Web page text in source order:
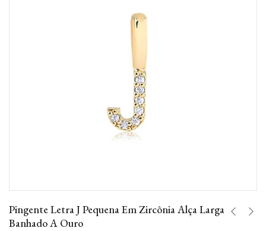
Pingente Letra J Pequena Em Zircônia Alça Larga
Banhado A Ouro